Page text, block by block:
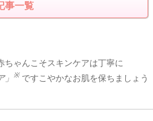
事一覧
ちゃんこそスキンケアは丁寧に
」
※ ですこやかなお肌を保ちましょう